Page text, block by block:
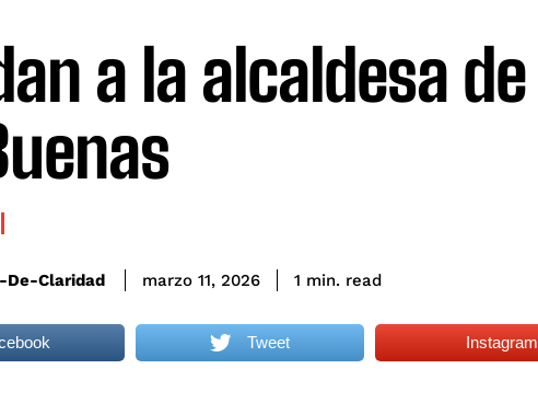
a la alcaldesa de
De-Claridad marzo 11, 2026 1 min. read
Tweet Instagram